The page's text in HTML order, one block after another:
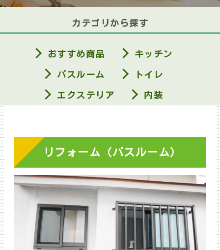
カテゴリから探す
おすすめ商品 キッチン
バスルーム トイレ
エクステリア 内装
リフォーム（バスルーム）